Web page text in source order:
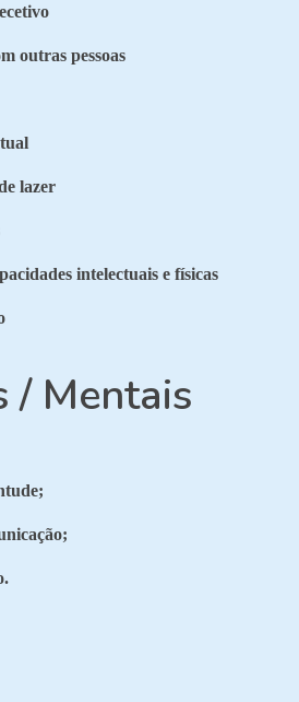
outras pessoas
lazer
intelectuais e físicas
/ Mentais